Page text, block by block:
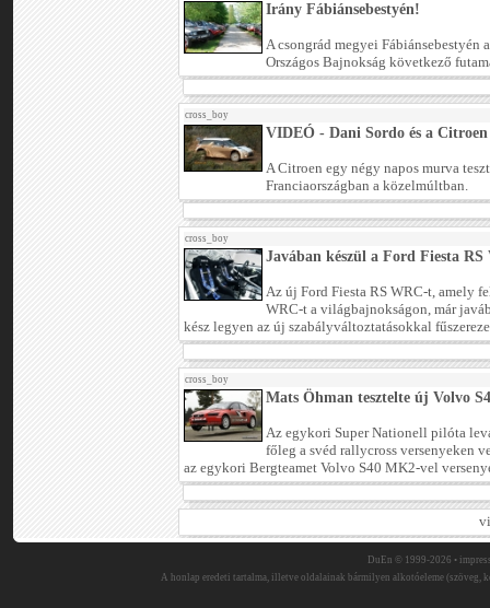
Irány Fábiánsebestyén!
A csongrád megyei Fábiánsebestyén
Országos Bajnokság következő
cross_boy
VIDEÓ - Dani Sordo és a
A Citroen egy négy napos murva
Franciaországban a közelmúltban.
cross_boy
Javában készül a Ford Fiesta RS
Az új Ford Fiesta RS WRC-t, amely
WRC-t a világbajnokságon, már
kész legyen az új szabályváltoztatásokkal
cross_boy
Mats Öhman tesztelte új Volvo
Az egykori Super Nationell pilóta
főleg a svéd rallycross versenyeken
az egykori Bergteamet Volvo S40 MK2-vel
DuEn © 1999-2026 •
A honlap eredeti tartalma, illetve oldalainak bármilyen alkotóeleme (szöveg,